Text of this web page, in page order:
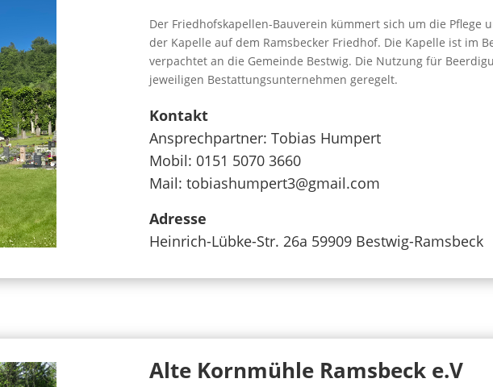
Der Friedhofskapellen-Bauverein kümmert sich um die Pflege
der Kapelle auf dem Ramsbecker Friedhof. Die Kapelle ist im
verpachtet an die Gemeinde Bestwig. Die Nutzung für
jeweiligen Bestattungsunternehmen geregelt.
Kontakt
Ansprechpartner: Tobias Humpert
Mobil: 0151 5070 3660
Mail: tobiashumpert3@gmail.com
Adresse
Heinrich-Lübke-Str. 26a 59909 Bestwig-Ramsbeck
Alte Kornmühle Ramsbeck e.V